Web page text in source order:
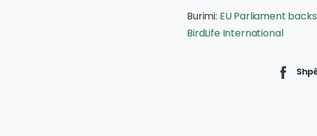
Burimi: EU Parliament
BirdLife International